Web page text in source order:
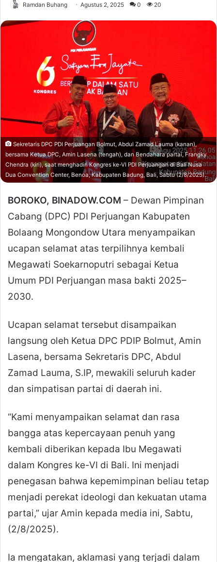
Ramdan Buhang Agustus 2, 2025 0 20
Sekretaris DPC PDI Perjuangan Bolmut, Abdul Zamad Lauma (kanan),
bersama Ketua DPC, Amin Lasena (tengah), dan Bendahara partai, Frangky
Chendra (kiri), saat menghadiri Kongres ke-VI PDI Perjuangan di Bali Nusa
Dua Convention Center, Benoa, Kabupaten Badung, Bali, Sabtu (2/8/2025).
BOROKO, BINADOW.COM – Dewan Pimpinan
Cabang (DPC) PDI Perjuangan Kabupaten
Bolaang Mongondow Utara menyampaikan
ucapan selamat atas terpilihnya kembali
Megawati Soekarnoputri sebagai Ketua
Umum PDI Perjuangan masa bakti 2025–
2030.
Ucapan selamat tersebut disampaikan
langsung oleh Ketua DPC PDIP Bolmut, Amin
Lasena, bersama Sekretaris DPC, Abdul
Zamad Lauma, S.IP, mewakili seluruh kader
dan simpatisan partai di daerah ini.
“Kami menyampaikan selamat dan rasa
bangga atas kepercayaan penuh yang
kembali diberikan kepada Ibu Megawati
dalam Kongres ke-VI di Bali. Ini menjadi
penegasan bahwa kepemimpinan beliau tetap
menjadi perekat ideologi dan kekuatan utama
partai,” ujar Amin kepada media ini, Sabtu,
(2/8/2025).
Ia mengatakan, aklamasi yang terjadi dalam